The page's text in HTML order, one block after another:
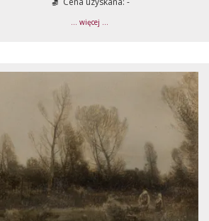
... więcej ...